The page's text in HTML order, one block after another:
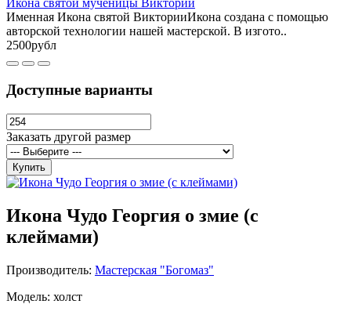
Икона святой мученицы Виктории
Именная Икона святой ВикторииИкона создана с помощью
авторской технологии нашей мастерской. В изгото..
2500рубл
Доступные варианты
Заказать другой размер
Купить
Икона Чудо Георгия о змие (с
клеймами)
Производитель: Мастерская "Богомаз"
Модель: холст